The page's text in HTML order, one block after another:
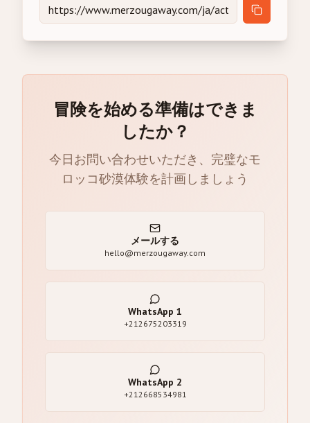
冒険を始める準備はできま
したか？
今日お問い合わせいただき、完璧なモ
ロッコ砂漠体験を計画しましょう
メールする
hello@merzougaway.com
WhatsApp 1
+212675203319
WhatsApp 2
+212668534981